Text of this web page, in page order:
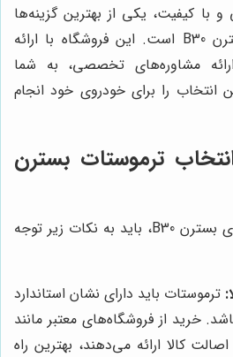
کیفیت، یکی از بهترین گزینه‌ها
برای خرید ترموستات بسترن B30 است. این فروشگاه با ارائه
مشاوره‌های تخصصی، به شما
انتخاب را برای خودروی خود انجام
ترموستات بسترن
هنگام خرید ترموستات برای بسترن B30، باید به نکات زیر توجه
ترموستات باید دارای نشان استاندارد
خرید از فروشگاه‌های معتبر مانند
کالا ارائه می‌دهند، بهترین راه